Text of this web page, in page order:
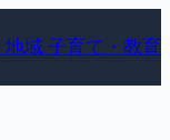
地域 子育て・教育